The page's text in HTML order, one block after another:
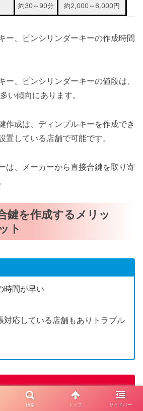
約30～90分 約2,000～6,000円
ー、ピンシリンダーキーの作成時間
ー、ピンシリンダーキーの値段は、
い傾向にあります。
作成は、ディンプルキーを作成でき
置している店舗で可能です。
は、メーカーから直接合鍵を取り寄
鍵を作成するメリッ
ト
時間が早い
対応している店舗もありトラブル
ルキーは店舗で合鍵作成できない
検索 トップ サイドバー